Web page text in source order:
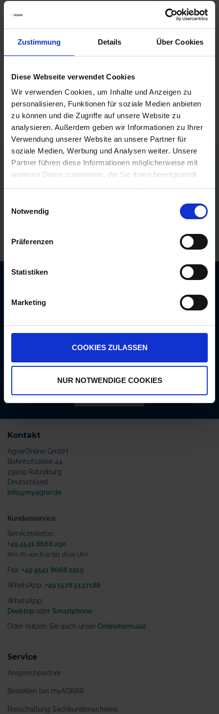
Zustimmung Details Über Cookies
Diese Webseite verwendet Cookies
Wir verwenden Cookies, um Inhalte und Anzeigen zu
personalisieren, Funktionen für soziale Medien anbieten
zu können und die Zugriffe auf unsere Website zu
analysieren. Außerdem geben wir Informationen zu Ihrer
Verwendung unserer Website an unsere Partner für
soziale Medien, Werbung und Analysen weiter. Unsere
Partner führen diese Informationen möglicherweise mit
weiteren Daten zusammen, die Sie ihnen bereitgestellt
Notwendig
Präferenzen
Statistiken
Marketing
COOKIES ZULASSEN
NUR NOTWENDIGE COOKIES
verfügbare Stallfläche. Eine durchdachte Planung und
Persönliche Preise nach Anmeldung
Versandkostenfrei ab 250€
Erstklassiger Kundenservice
Newsletter: 10€ Gutschein
regelmäßig über Aktionen, Neuigkeiten zu
möglich.
Abonnieren
Kontakt
AgrarOnline GmbH
Bahnhofsallee 44
23909 Ratzeburg
Deutschland
info@myagrar.de
Kundenservice:
Servicetelefon:
+49 4541 8668 290
(Mo.-Fr. von 8.00 bis 16.00 Uhr)
Fax: +49 4541 8668 2919
WhatsApp: +49 1578 5137188
WhatsApp:
Desktop oder Smartphone
Oder nutzen Sie auch unser Onlineformular
Service
Ansprechpartner
Bestellen bei myAGRAR
Freischaltung Sachkundenachweis